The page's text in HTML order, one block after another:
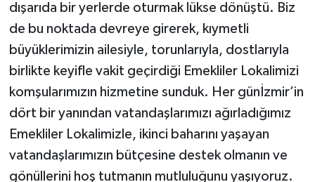
dışarıda bir yerlerde oturmak lükse dönüştü. Biz
de bu noktada devreye girerek, kıymetli
büyüklerimizin ailesiyle, torunlarıyla, dostlarıyla
birlikte keyifle vakit geçirdiği Emekliler Lokalimizi
komşularımızın hizmetine sunduk. Her günİzmir’in
dört bir yanından vatandaşlarımızı ağırladığımız
Emekliler Lokalimizle, ikinci baharını yaşayan
vatandaşlarımızın bütçesine destek olmanın ve
gönüllerini hoş tutmanın mutluluğunu yaşıyoruz.